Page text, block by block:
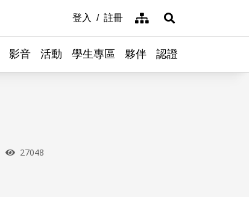
登入 註冊 網站導覽展開搜尋
影音 活動 學生專區 夥伴 認證
瀏覽次數
27048